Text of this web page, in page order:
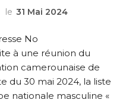
le 31 Mai 2024
No
à une réunion du
camerounaise de
du 30 mai 2024, la liste
nationale masculine «